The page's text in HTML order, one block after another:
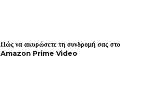
Πώς να ακυρώσετε τη συνδρομή σας στο
Amazon Prime Video